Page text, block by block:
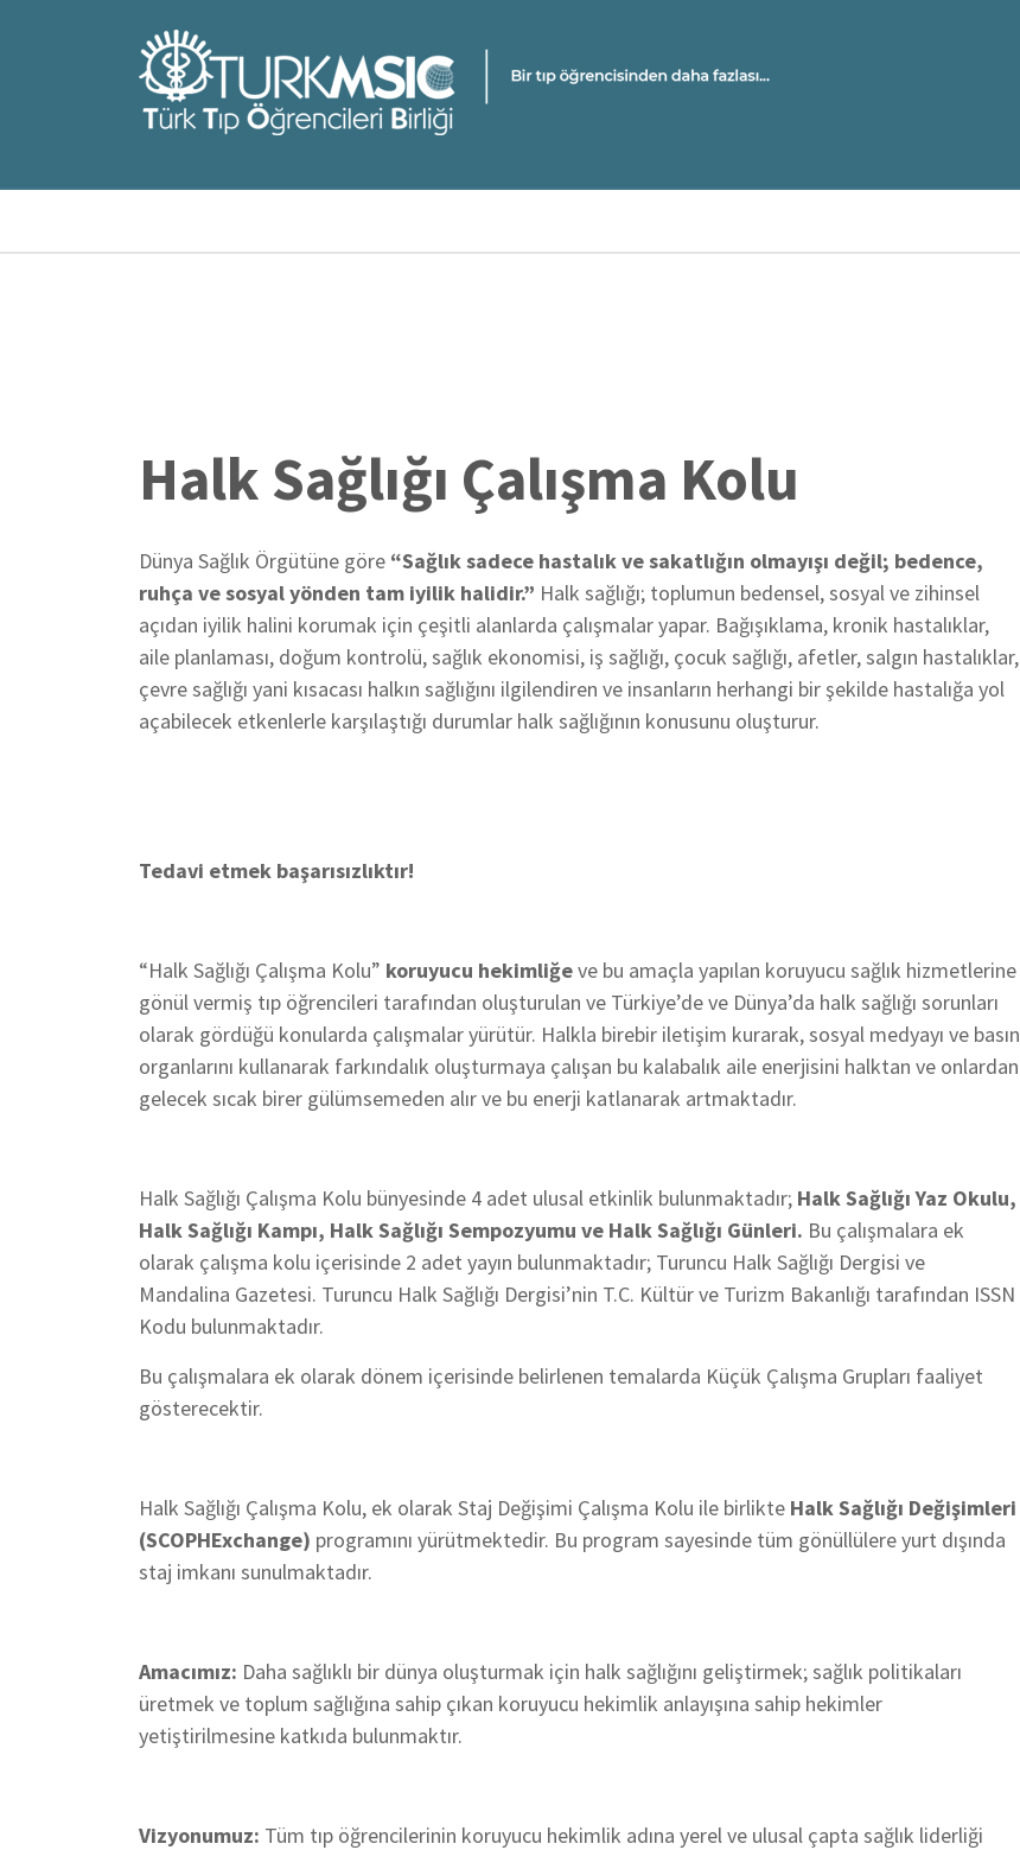
Sayfa
Halk Sağlığı Çalışma Kolu
Dünya Sağlık Örgütüne göre “Sağlık sadece hastalık ve sakatlığın olmayışı değil; bedence,
ruhça ve sosyal yönden tam iyilik halidir.” Halk sağlığı; toplumun bedensel, sosyal ve zihinsel
açıdan iyilik halini korumak için çeşitli alanlarda çalışmalar yapar. Bağışıklama, kronik hastalıklar,
aile planlaması, doğum kontrolü, sağlık ekonomisi, iş sağlığı, çocuk sağlığı, afetler, salgın hastalıklar,
çevre sağlığı yani kısacası halkın sağlığını ilgilendiren ve insanların herhangi bir şekilde hastalığa yol
açabilecek etkenlerle karşılaştığı durumlar halk sağlığının konusunu oluşturur.
Tedavi etmek başarısızlıktır!
“Halk Sağlığı Çalışma Kolu” koruyucu hekimliğeve bu amaçla yapılan koruyucu sağlık hizmetlerine
gönül vermiş tıp öğrencileri tarafından oluşturulan ve Türkiye’de ve Dünya’da halk sağlığı sorunları
olarak gördüğü konularda çalışmalar yürütür. Halkla birebir iletişim kurarak, sosyal medyayı ve basın
organlarını kullanarak farkındalık oluşturmaya çalışan bu kalabalık aile enerjisini halktan ve onlardan
gelecek sıcak birer gülümsemeden alır ve bu enerji katlanarak artmaktadır.
Halk Sağlığı Çalışma Kolu bünyesinde 4 adet ulusal etkinlik bulunmaktadır; Halk Sağlığı Yaz Okulu,
Halk Sağlığı Kampı, Halk Sağlığı Sempozyumu ve Halk Sağlığı Günleri. Bu çalışmalara ek
olarak çalışma kolu içerisinde 2 adet yayın bulunmaktadır; Turuncu Halk Sağlığı Dergisi ve
Mandalina Gazetesi. Turuncu Halk Sağlığı Dergisi’nin T.C. Kültür ve Turizm Bakanlığı tarafından ISSN
Kodu bulunmaktadır.
Bu çalışmalara ek olarak dönem içerisinde belirlenen temalarda Küçük Çalışma Grupları faaliyet
gösterecektir.
Halk Sağlığı Çalışma Kolu, ek olarak Staj Değişimi Çalışma Kolu ile birlikte Halk Sağlığı Değişimleri
(SCOPHExchange) programını yürütmektedir. Bu program sayesinde tüm gönüllülere yurt dışında
staj imkanı sunulmaktadır.
Amacımız: Daha sağlıklı bir dünya oluşturmak için halk sağlığını geliştirmek; sağlık politikaları
üretmek ve toplum sağlığına sahip çıkan koruyucu hekimlik anlayışına sahip hekimler
yetiştirilmesine katkıda bulunmaktır.
Vizyonumuz: Tüm tıp öğrencilerinin koruyucu hekimlik adına yerel ve ulusal çapta sağlık liderliği